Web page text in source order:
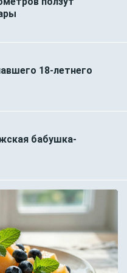
18-летнего
бабушка-